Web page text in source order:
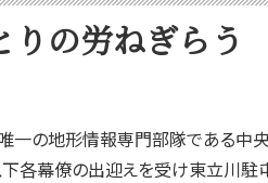
りの労ねぎらう
一の地形情報専門部隊である中
各幕僚の出迎えを受け東立川駐